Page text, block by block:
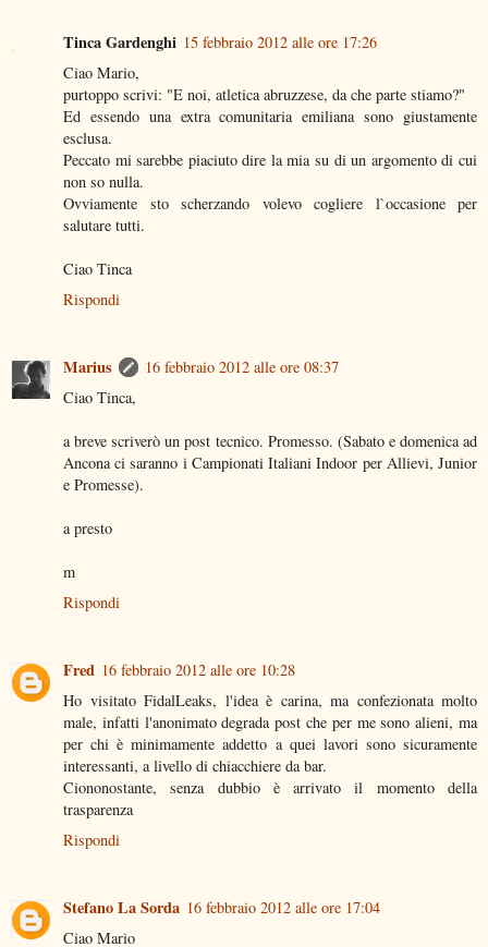
Tinca Gardenghi 15 febbraio 2012 alle ore 17:26
Ciao Mario,
purtoppo scrivi: "E noi, atletica abruzzese, da che parte stiamo?"
Ed essendo una extra comunitaria emiliana sono giustamente
esclusa.
Peccato mi sarebbe piaciuto dire la mia su di un argomento di cui
non so nulla.
Ovviamente sto scherzando volevo cogliere l`occasione per
salutare tutti.
Ciao Tinca
Rispondi
Marius
16 febbraio 2012 alle ore 08:37
Ciao Tinca,
a breve scriverò un post tecnico. Promesso. (Sabato e domenica ad
Ancona ci saranno i Campionati Italiani Indoor per Allievi, Junior
e Promesse).
a presto
m
Rispondi
Fred 16 febbraio 2012 alle ore 10:28
Ho visitato FidalLeaks, l'idea è carina, ma confezionata molto
male, infatti l'anonimato degrada post che per me sono alieni, ma
per chi è minimamente addetto a quei lavori sono sicuramente
interessanti, a livello di chiacchiere da bar.
Ciononostante, senza dubbio è arrivato il momento della
trasparenza
Rispondi
Stefano La Sorda 16 febbraio 2012 alle ore 17:04
Ciao Mario